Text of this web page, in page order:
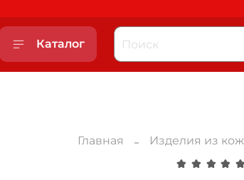
Каталог
Главная Изделия из